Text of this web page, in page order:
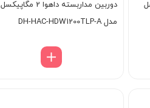
دوربین مداربسته داهوا 2 مگاپیکسل
مدل DH-HAC-HDW1200TLP-A